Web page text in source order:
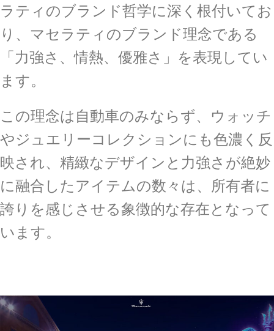
ラティのブランド哲学に深く根付いてお
り、マセラティのブランド理念である
「力強さ、情熱、優雅さ」を表現してい
ます。
この理念は自動車のみならず、ウォッチ
やジュエリーコレクションにも色濃く反
映され、精緻なデザインと力強さが絶妙
に融合したアイテムの数々は、所有者に
誇りを感じさせる象徴的な存在となって
います。